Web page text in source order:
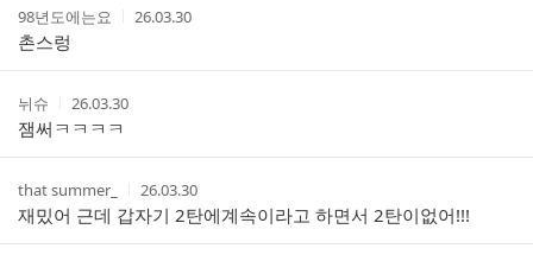
작
성
자
98년도에는요
작
간
26.03.30
촌스렁
작
성
자
뉘슈
작
성
시
간
26.03.30
잼써ㅋㅋㅋㅋ
작
성
자
that summer_
작
성
시
간
26.03.30
재밌어 근데 갑자기 2탄에계속이라고 하면서 2탄이없어!!!